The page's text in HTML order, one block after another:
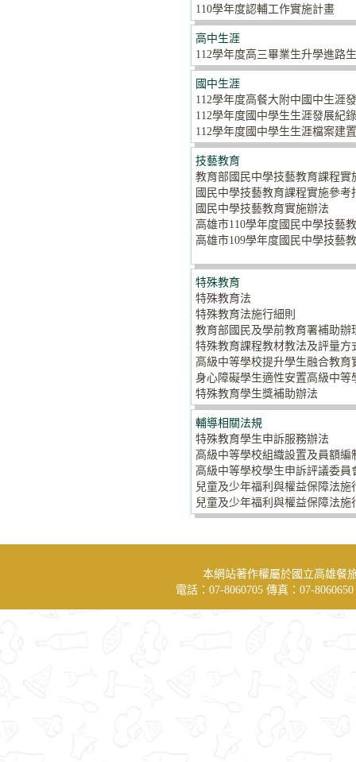
110學年度認輔工作實施計畫
高中生涯
112學年度高三畢業生升學進路
國中生涯
112學年度高餐大附中國中生涯
112學年度國中學生生涯發展紀
112學年度國中學生生涯檔案建
技藝教育
教育部國民中學技藝教育課程實
國民中學技藝教育課程實施參考
國民中學技藝教育實施辦法
高雄市110學年度國民中學技藝
高雄市109學年度國民中學技藝
特殊教育
特殊教育法
特殊教育法施行細則
教育部國民及學前教育署補助
特殊教育課程教材教法及評量方
高級中等學校提升學生融合教育
身心障礙學生適性安置高級中等
特殊教育學生獎補助辦法
輔導相關法規
特殊教育學生申訴服務辦法
高級中等學校組織設置及員額編
高級中等學校學生申訴評議委員
兒童及少年福利與權益保障法施
兒童及少年福利與權益保障法
本網站著作權屬於國立高雄餐
電話：07-8060705 傳真：07-